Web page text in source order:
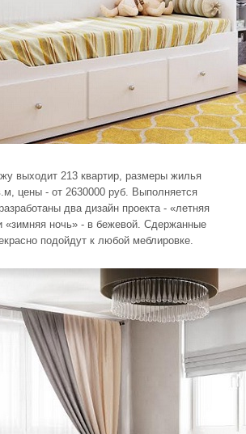
выходит 213 квартир, размеры жилья
цены - от 2630000 руб. Выполняется
два дизайн проекта - «летняя
«зимняя ночь» - в бежевой. Сдержанные
подойдут к любой меблировке.